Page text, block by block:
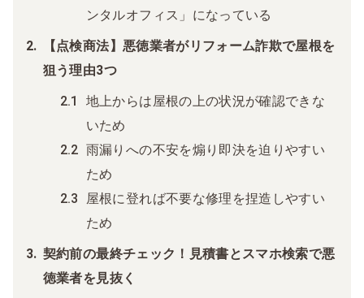
ンタルオフィス」になっている
【点検商法】悪徳業者がリフォーム詐欺で屋根を
狙う理由3つ
地上からは屋根の上の状況が確認できな
いため
雨漏りへの不安を煽り即決を迫りやすい
ため
屋根に登れば不要な修理を捏造しやすい
ため
契約前の最終チェック！見積書とスマホ検索で悪
徳業者を見抜く